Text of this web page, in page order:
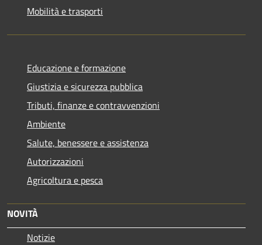
Mobilità e trasporti
Educazione e formazione
Giustizia e sicurezza pubblica
Tributi, finanze e contravvenzioni
Ambiente
Salute, benessere e assistenza
Autorizzazioni
Agricoltura e pesca
NOVITÀ
Notizie